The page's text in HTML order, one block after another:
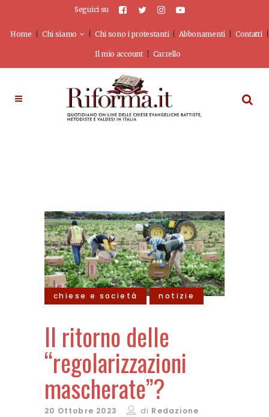
Seguici su
Home Chi siamo Chi sono i protestanti Abbonamenti Contatti
Il mio account Carrello
chiese e società notizie
Il ritorno delle
“regolarizzazioni
mascherate”?
20 Ottobre 2023 di Redazione